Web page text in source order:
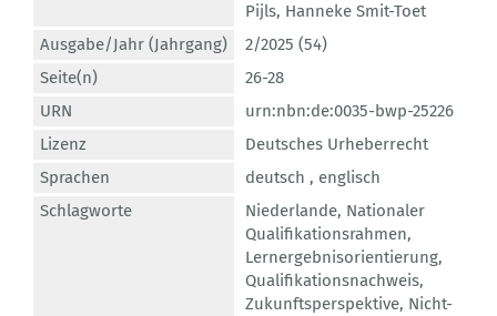
Pijls, Hanneke Smit-Toet
Ausgabe/Jahr (Jahrgang)
2/2025 (54)
Seite(n)
26-28
URN
urn:nbn:de:0035-bwp-25226
Lizenz
Deutsches Urheberrecht
Sprachen
deutsch , englisch
Schlagworte
Niederlande, Nationaler
Qualifikationsrahmen,
Lernergebnisorientierung,
Qualifikationsnachweis,
Zukunftsperspektive, Nicht-